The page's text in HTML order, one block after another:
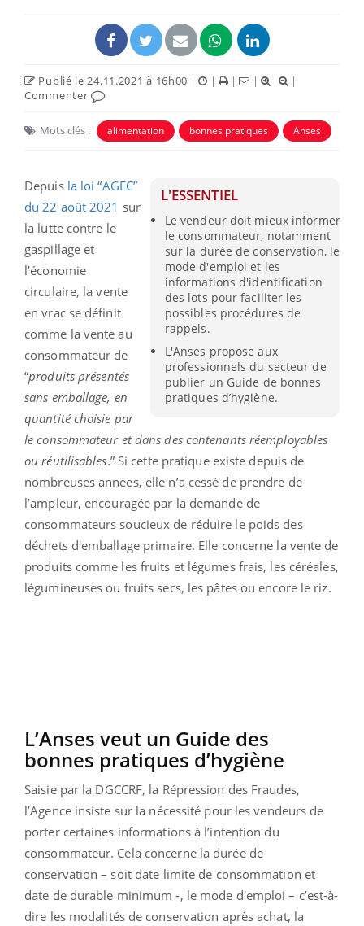
Publié le 24.11.2021 à 16h00 | | | |
|
Commenter
Mots clés : alimentation bonnes pratiques Anses
L'ESSENTIEL
Le vendeur doit mieux informer
le consommateur, notamment
sur la durée de conservation, le
mode d'emploi et les
informations d'identification
des lots pour faciliter les
possibles procédures de
rappels.
L'Anses propose aux
professionnels du secteur de
publier un Guide de bonnes
pratiques d’hygiène.
Depuis la loi “AGEC”
du 22 août 2021 sur
la lutte contre le
gaspillage et
l'économie
circulaire, la vente
en vrac se définit
comme la vente au
consommateur de
“produits présentés
sans emballage, en
quantité choisie par
le consommateur et dans des contenants réemployables
ou réutilisables.” Si cette pratique existe depuis de
nombreuses années, elle n’a cessé de prendre de
l’ampleur, encouragée par la demande de
consommateurs soucieux de réduire le poids des
déchets d'emballage primaire. Elle concerne la vente de
produits comme les fruits et légumes frais, les céréales,
légumineuses ou fruits secs, les pâtes ou encore le riz.
L’Anses veut un Guide des
bonnes pratiques d’hygiène
Saisie par la DGCCRF, la Répression des Fraudes,
l’Agence insiste sur la nécessité pour les vendeurs de
porter certaines informations à l’intention du
consommateur. Cela concerne la durée de
conservation – soit date limite de consommation et
date de durable minimum -, le mode d'emploi – c’est-à-
dire les modalités de conservation après achat, la